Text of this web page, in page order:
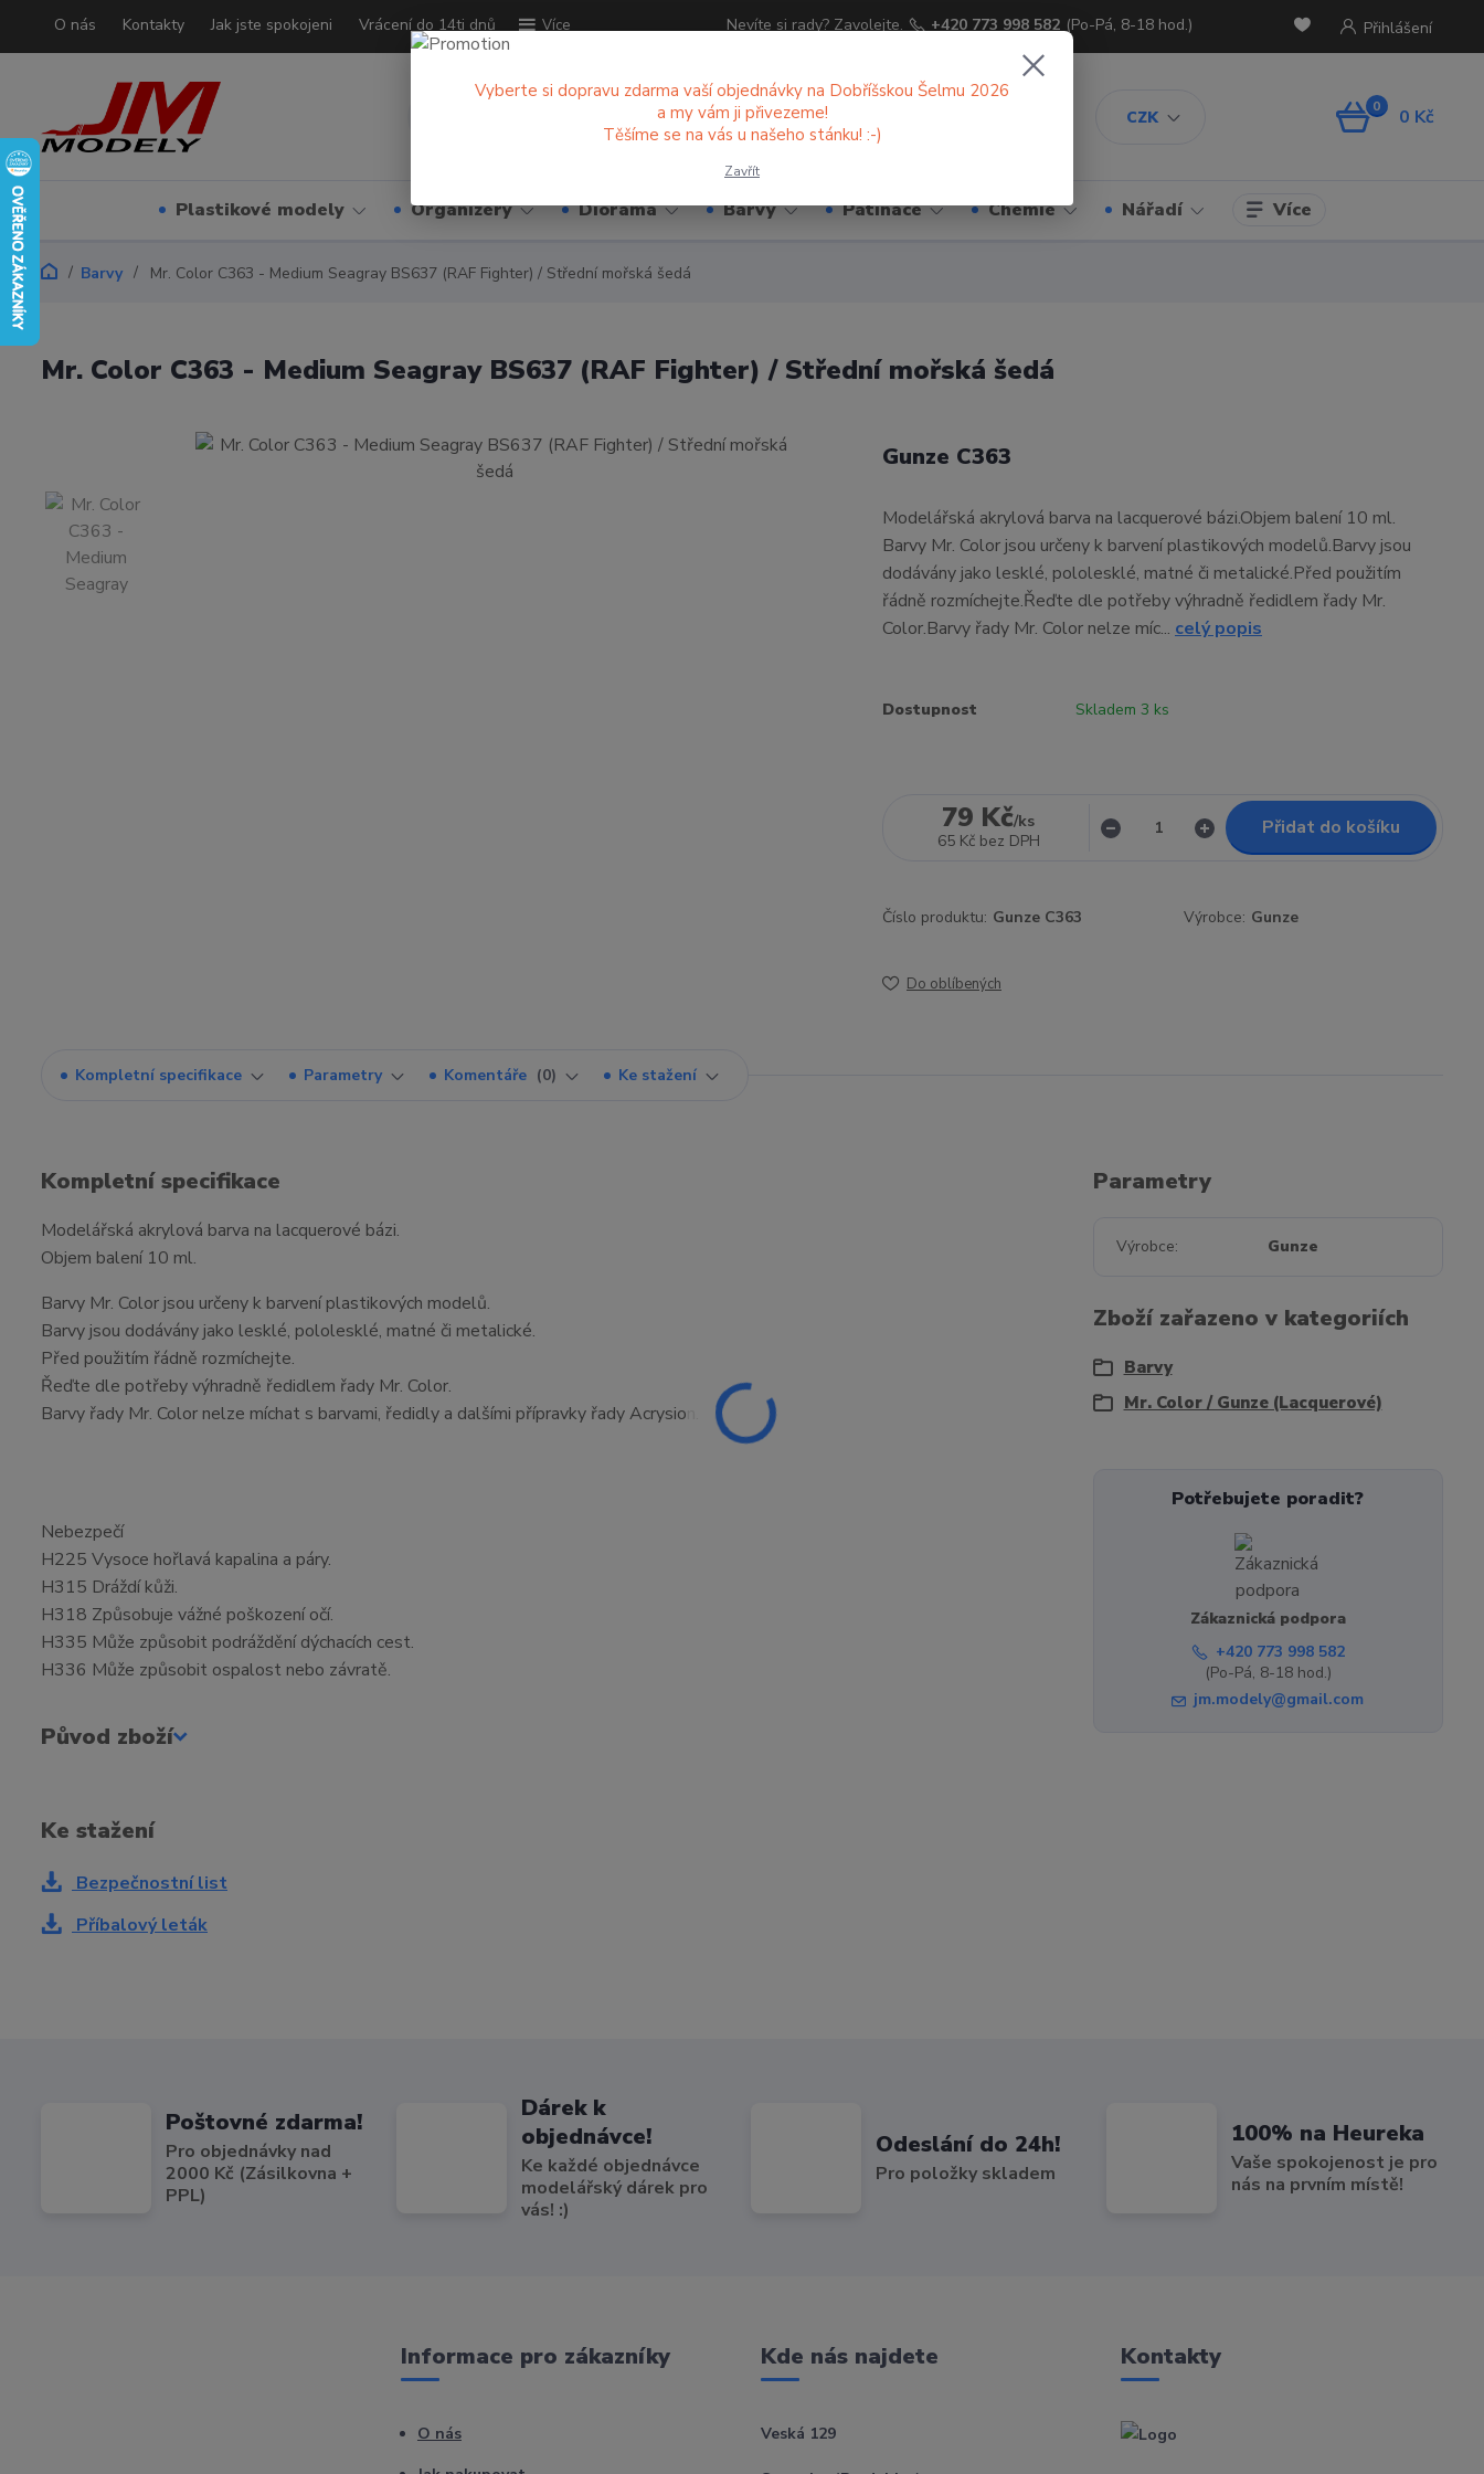
O nás Kontakty Jak jste spokojeni Vrácení do 14ti dnů Více
CZK
Přihlášení
Nevíte si rady? Zavolejte. +420 773 998 582 (Po-Pá, 8-18 hod.)
0 0 Kč
Plastikové modely Organizéry Diorama Barvy Patinace Chemie Nářadí Více
Barvy Mr. Color C363 - Medium Seagray BS637 (RAF Fighter) / Střední mořská šedá
Mr. Color C363 - Medium Seagray BS637 (RAF Fighter) / Střední mořská šedá
Gunze C363
Modelářská akrylová barva na lacquerové bázi.Objem balení 10 ml.
Barvy Mr. Color jsou určeny k barvení plastikových modelů.Barvy jsou
dodávány jako lesklé, pololesklé, matné či metalické.Před použitím
řádně rozmíchejte.Řeďte dle potřeby výhradně ředidlem řady Mr.
Color.Barvy řady Mr. Color nelze míc... celý popis
Dostupnost Skladem 3 ks
79 Kč/ks
65 Kč bez DPH
Přidat do košíku
Číslo produktu: Gunze C363 Výrobce: Gunze
Do oblíbených
Kompletní specifikace Parametry Komentáře 0 Ke stažení
Kompletní specifikace
Modelářská akrylová barva na lacquerové bázi.
Objem balení 10 ml.
Barvy Mr. Color jsou určeny k barvení plastikových modelů.
Barvy jsou dodávány jako lesklé, pololesklé, matné či metalické.
Před použitím řádně rozmíchejte.
Řeďte dle potřeby výhradně ředidlem řady Mr. Color.
Barvy řady Mr. Color nelze míchat s barvami, ředidly a dalšími přípravky řady Acrysion.
Nebezpečí
H225 Vysoce hořlavá kapalina a páry.
H315 Dráždí kůži.
H318 Způsobuje vážné poškození očí.
H335 Může způsobit podráždění dýchacích cest.
H336 Může způsobit ospalost nebo závratě.
Původ zboží
Parametry
Výrobce Gunze
Zboží zařazeno v kategoriích
Barvy
Mr. Color / Gunze (Lacquerové)
Potřebujete poradit?
Zákaznická podpora
+420 773 998 582
(Po-Pá, 8-18 hod.)
jm.modely@gmail.com
Ke stažení
Bezpečnostní list
Příbalový leták
Poštovné zdarma!
Pro objednávky nad
2000 Kč (Zásilkovna +
PPL)
Dárek k
objednávce!
Ke každé objednávce
modelářský dárek pro
vás! :)
Odeslání do 24h!
Pro položky skladem
100% na Heureka
Vaše spokojenost je pro
nás na prvním místě!
Informace pro zákazníky
O nás
Kde nás najdete
Veská 129
Kontakty
Vyberte si dopravu zdarma vaší objednávky na Dobříšskou Šelmu 2026
a my vám ji přivezeme!
Těšíme se na vás u našeho stánku! :-)
Zavřít